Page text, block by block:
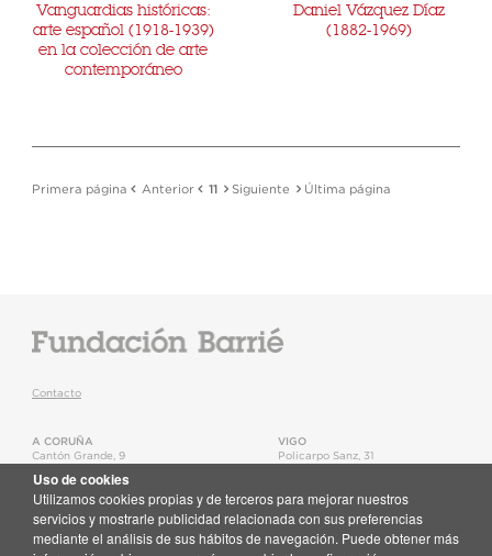
Vanguardias históricas:
arte español (1918-1939)
en la colección de arte
contemporáneo
Daniel Vázquez Díaz
(1882-1969)
Primera página Anterior 11 Siguiente Última página
Contacto
A CORUÑA
Cantón Grande, 9
T.+34 981 22 15 25
Mapa
VIGO
Policarpo Sanz, 31
Mapa
Uso de cookies
Utilizamos cookies propias y de terceros para mejorar nuestros
servicios y mostrarle publicidad relacionada con sus preferencias
mediante el análisis de sus hábitos de navegación. Puede obtener más